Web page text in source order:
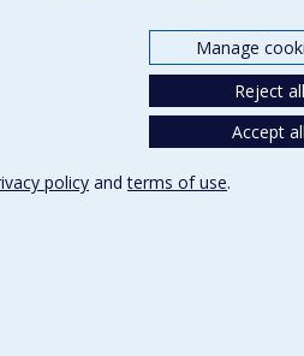
Manage
Reject all
Accept all
policy andterms of use.